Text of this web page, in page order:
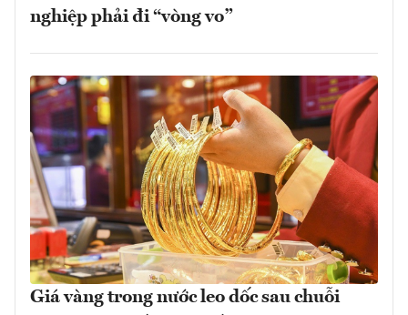
nghiệp phải đi “vòng vo”
Giá vàng trong nước leo dốc sau chuỗi